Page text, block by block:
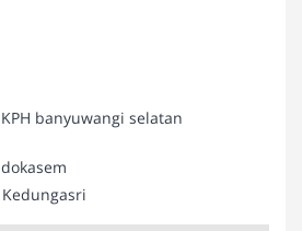
banyuwangi selatan